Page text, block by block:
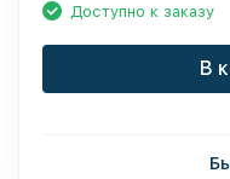
Доступно к заказу
В